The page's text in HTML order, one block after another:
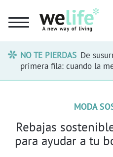
NO TE PIERDAS De
primera fila: cuando la
MODA
Rebajas
para ayudar a tu